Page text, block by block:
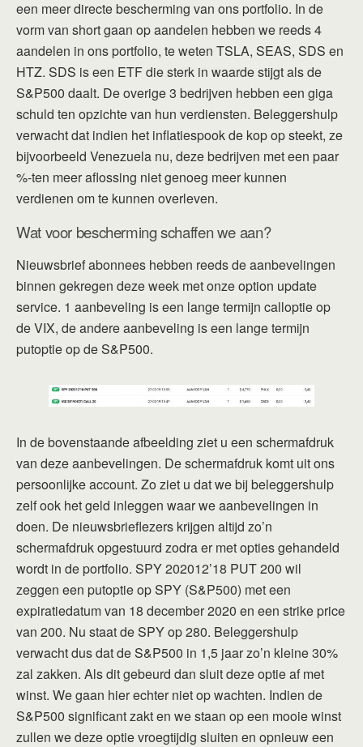
een meer directe bescherming van ons portfolio. In de
vorm van short gaan op aandelen hebben we reeds 4
aandelen in ons portfolio, te weten TSLA, SEAS, SDS en
HTZ. SDS is een ETF die sterk in waarde stijgt als de
S&P500 daalt. De overige 3 bedrijven hebben een giga
schuld ten opzichte van hun verdiensten. Beleggershulp
verwacht dat indien het inflatiespook de kop op steekt, ze
bijvoorbeeld Venezuela nu, deze bedrijven met een paar
%-ten meer aflossing niet genoeg meer kunnen
verdienen om te kunnen overleven.
Wat voor bescherming schaffen we aan?
Nieuwsbrief abonnees hebben reeds de aanbevelingen
binnen gekregen deze week met onze option update
service. 1 aanbeveling is een lange termijn calloptie op
de VIX, de andere aanbeveling is een lange termijn
putoptie op de S&P500.
In de bovenstaande afbeelding ziet u een schermafdruk
van deze aanbevelingen. De schermafdruk komt uit ons
persoonlijke account. Zo ziet u dat we bij beleggershulp
zelf ook het geld inleggen waar we aanbevelingen in
doen. De nieuwsbrieflezers krijgen altijd zo’n
schermafdruk opgestuurd zodra er met opties gehandeld
wordt in de portfolio. SPY 202012’18 PUT 200 wil
zeggen een putoptie op SPY (S&P500) met een
expiratiedatum van 18 december 2020 en een strike price
van 200. Nu staat de SPY op 280. Beleggershulp
verwacht dus dat de S&P500 in 1,5 jaar zo’n kleine 30%
zal zakken. Als dit gebeurd dan sluit deze optie af met
winst. We gaan hier echter niet op wachten. Indien de
S&P500 significant zakt en we staan op een mooie winst
zullen we deze optie vroegtijdig sluiten en opnieuw een